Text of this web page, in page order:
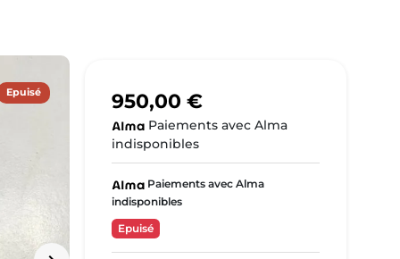
Epuisé 950,00 €
Paiements avec Alma
indisponibles
Paiements avec Alma
indisponibles
Epuisé